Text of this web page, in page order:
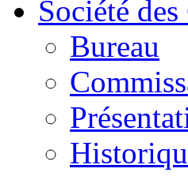
Société des
Bureau